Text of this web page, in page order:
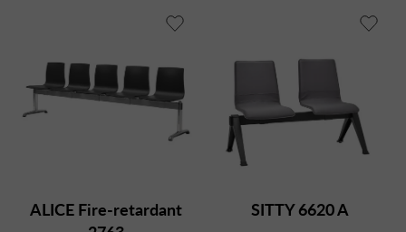
ALICE Fire-retardant
SITTY 6620 A